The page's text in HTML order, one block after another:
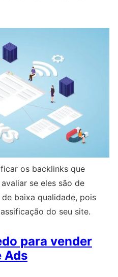
os backlinks que
se eles são de
baixa qualidade, pois
do seu site.
para vender
Ads